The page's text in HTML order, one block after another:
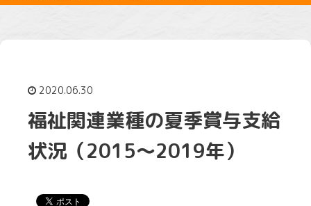
2020.06.30
福祉関連業種の夏季賞与支給
状況（2015～2019年）